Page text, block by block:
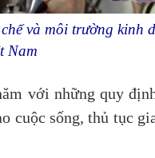
và môi trường kinh
Nam
với những quy
cuộc sống, thủ tục